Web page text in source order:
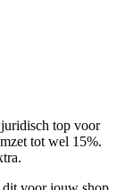
top voor
tot wel 15%.